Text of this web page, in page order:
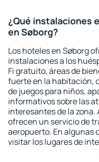
¿Qué instalaciones
en Søborg?
Los hoteles en Søborg
instalaciones a los
Fi gratuito, áreas de
fuerte en la habitación,
de juegos para niños,
informativos sobre las
interesantes de la
ofrecen un servicio de
aeropuerto. En algunas
visitar los lugares de